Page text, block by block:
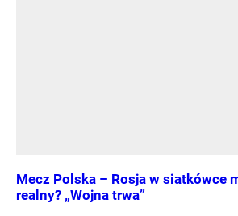
Mecz Polska – Rosja w siatkówce
realny? „Wojna trwa”